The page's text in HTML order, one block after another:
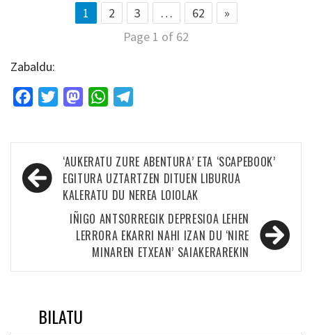
1 2 3 … 62
»
Page 1 of 62
Zabaldu:
FacebookTwitterMastodonWhatsApp
Bidalketetan
zehar
nabigatu
‘AUKERATU ZURE ABENTURA’ ETA ‘SCAPEBOOK’
EGITURA UZTARTZEN DITUEN LIBURUA
KALERATU DU NEREA LOIOLAK
IÑIGO ANTSORREGIK DEPRESIOA LEHEN
LERRORA EKARRI NAHI IZAN DU ‘NIRE
MINAREN ETXEAN’ SAIAKERAREKIN
BILATU